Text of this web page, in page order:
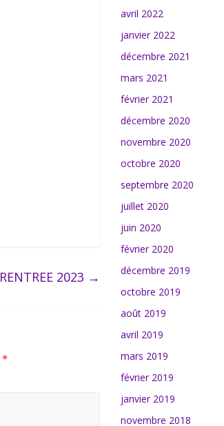
RENTREE 2023 →
*
avril 2022
janvier 2022
décembre 2021
mars 2021
février 2021
décembre 2020
novembre 2020
octobre 2020
septembre 2020
juillet 2020
juin 2020
février 2020
décembre 2019
octobre 2019
août 2019
avril 2019
mars 2019
février 2019
janvier 2019
novembre 2018